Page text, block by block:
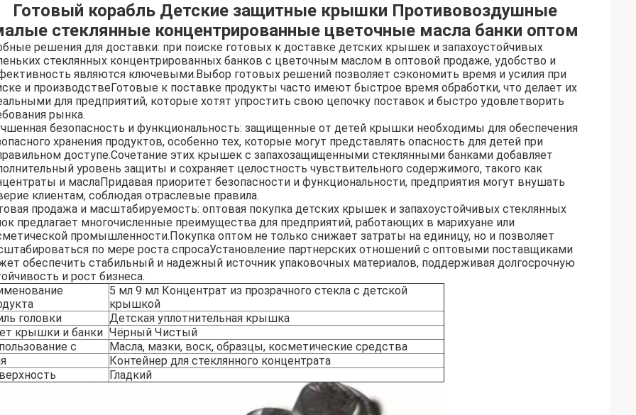
Готовый корабль Детские защитные крышки Противовоздушные
стеклянные концентрированные цветочные масла банки оптом
решения для доставки: при поиске готовых к доставке детских крышек и запахоустойчивых
стеклянных концентрированных банков с цветочным маслом в оптовой продаже, удобство и
являются ключевыми.Выбор готовых решений позволяет сэкономить время и усилия при
и производствеГотовые к поставке продукты часто имеют быстрое время обработки, что делает их
для предприятий, которые хотят упростить свою цепочку поставок и быстро удовлетворить
рынка.
безопасность и функциональность: защищенные от детей крышки необходимы для обеспечения
хранения продуктов, особенно тех, которые могут представлять опасность для детей при
доступе.Сочетание этих крышек с запахозащищенными стеклянными банками добавляет
уровень защиты и сохраняет целостность чувствительного содержимого, такого как
и маслаПридавая приоритет безопасности и функциональности, предприятия могут внушать
клиентам, соблюдая отраслевые правила.
продажа и масштабируемость: оптовая покупка детских крышек и запахоустойчивых стеклянных
предлагает многочисленные преимущества для предприятий, работающих в марихуане или
промышленности.Покупка оптом не только снижает затраты на единицу, но и позволяет
по мере роста спросаУстановление партнерских отношений с оптовыми поставщиками
обеспечить стабильный и надежный источник упаковочных материалов, поддерживая долгосрочную
и рост бизнеса.
5 мл 9 мл Концентрат из прозрачного стекла с детской
крышкой
головки
Детская уплотнительная крышка
крышки и банки Чёрный Чистый
с
Масла, мазки, воск, образцы, косметические средства
Контейнер для стеклянного концентрата
Гладкий